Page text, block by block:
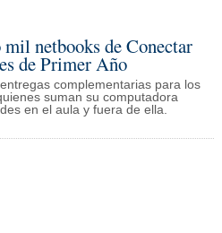
netbooks de Conectar
de Primer Año
complementarias para los
suman su computadora
en el aula y fuera de ella.